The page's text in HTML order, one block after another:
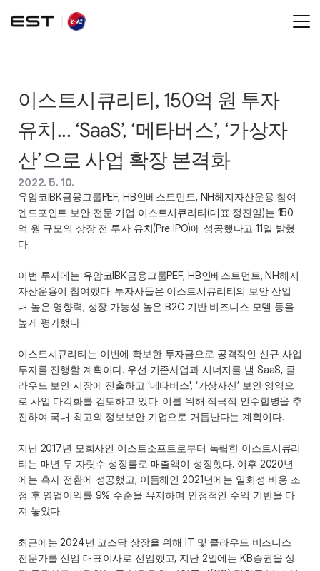
이스트시큐리티, 150억 원 투자
유치... ‘SaaS’, ‘메타버스’, ‘가상자
산’으로 사업 확장 본격화
2022. 5. 10.
유암코IBK금융그룹PEF, HB인베스트먼트, NH헤지자산운용 참여
엔드포인트 보안 전문 기업 이스트시큐리티(대표 정진일)는 150
억 원 규모의 상장 전 투자 유치(Pre IPO)에 성공했다고 11일 밝혔
다.
이번 투자에는 유암코IBK금융그룹PEF, HB인베스트먼트, NH헤지
자산운용이 참여했다. 투자사들은 이스트시큐리티의 보안 산업
내 높은 영향력, 성장 가능성 높은 B2C 기반 비즈니스 모델 등을
높게 평가했다.
이스트시큐리티는 이번에 확보한 투자금으로 공격적인 신규 사업
투자를 진행할 계획이다. 우선 기존사업과 시너지를 낼 SaaS, 클
라우드 보안 시장에 진출하고 ‘메타버스', ‘가상자산’ 보안 영역으
로 사업 다각화를 검토하고 있다. 이를 위해 적극적 인수합병을 추
진하여 국내 최고의 정보보안 기업으로 거듭난다는 계획이다.
지난 2017년 모회사인 이스트소프트로부터 독립한 이스트시큐리
티는 매년 두 자릿수 성장률로 매출액이 성장했다. 이후 2020년
에는 흑자 전환에 성공했고, 이듬해인 2021년에는 일회성 비용 조
정 후 영업이익률 9% 수준을 유지하며 안정적인 수익 기반을 다
져 놓았다.
최근에는 2024년 코스닥 상장을 위해 IT 및 클라우드 비즈니스
전문가를 신임 대표이사로 선임했고, 지난 2일에는 KB증권을 상